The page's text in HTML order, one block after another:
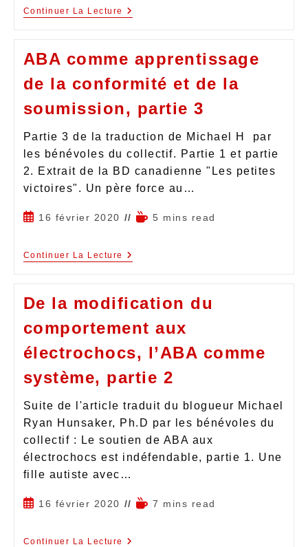
Continuer La Lecture
ABA comme apprentissage
de la conformité et de la
soumission, partie 3
Partie 3 de la traduction de Michael H par
les bénévoles du collectif. Partie 1 et partie
2. Extrait de la BD canadienne "Les petites
victoires". Un père force au…
16 février 2020 5 mins read
Continuer La Lecture
De la modification du
comportement aux
électrochocs, l’ABA comme
système, partie 2
Suite de l'article traduit du blogueur Michael
Ryan Hunsaker, Ph.D par les bénévoles du
collectif : Le soutien de ABA aux
électrochocs est indéfendable, partie 1. Une
fille autiste avec…
16 février 2020 7 mins read
Continuer La Lecture